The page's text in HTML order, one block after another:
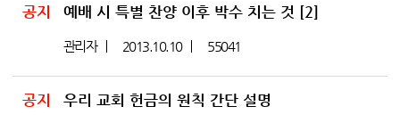
공지 예배 시 특별 찬양 이후 박수 치는 것 [2]
관리자 2013.10.10 55041
공지 우리 교회 헌금의 원칙 간단 설명